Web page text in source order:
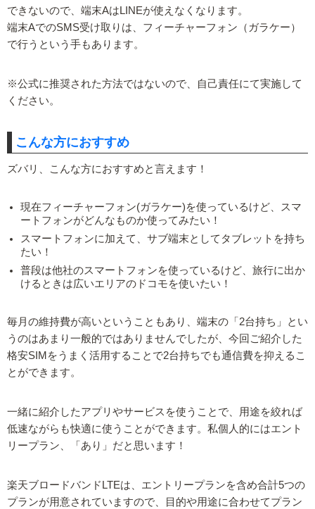
できないので、端末AはLINEが使えなくなります。
端末AでのSMS受け取りは、フィーチャーフォン（ガラケー）
で行うという手もあります。
※公式に推奨された方法ではないので、自己責任にて実施して
ください。
こんな方におすすめ
ズバリ、こんな方におすすめと言えます！
現在フィーチャーフォン(ガラケー)を使っているけど、スマ
ートフォンがどんなものか使ってみたい！
スマートフォンに加えて、サブ端末としてタブレットを持ち
たい！
普段は他社のスマートフォンを使っているけど、旅行に出か
けるときは広いエリアのドコモを使いたい！
毎月の維持費が高いということもあり、端末の「2台持ち」とい
うのはあまり一般的ではありませんでしたが、今回ご紹介した
格安SIMをうまく活用することで2台持ちでも通信費を抑えるこ
とができます。
一緒に紹介したアプリやサービスを使うことで、用途を絞れば
低速ながらも快適に使うことができます。私個人的にはエント
リープラン、「あり」だと思います！
楽天ブロードバンドLTEは、エントリープランを含め合計5つの
プランが用意されていますので、目的や用途に合わせてプラン